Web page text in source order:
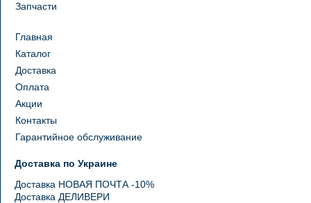
Запчасти
Главная
Каталог
Доставка
Оплата
Акции
Контакты
Гарантийное обслуживание
Доставка по Украине
Доставка НОВАЯ ПОЧТА -10%
Доставка ДЕЛИВЕРИ